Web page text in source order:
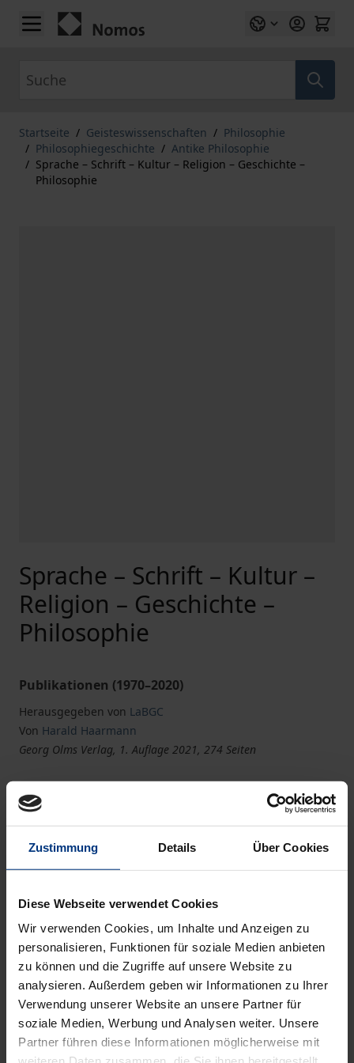
Zustimmung Details Über Cookies
Diese Webseite verwendet Cookies
Wir verwenden Cookies, um Inhalte und Anzeigen zu
personalisieren, Funktionen für soziale Medien anbieten
zu können und die Zugriffe auf unsere Website zu
analysieren. Außerdem geben wir Informationen zu Ihrer
Verwendung unserer Website an unsere Partner für
soziale Medien, Werbung und Analysen weiter. Unsere
Partner führen diese Informationen möglicherweise mit
Zum Inhalt springen
Startseite / Geisteswissenschaften / Philosophie
/ Philosophiegeschichte / Antike Philosophie
/ Sprache – Schrift – Kultur – Religion – Geschichte –
Philosophie
Sprache – Schrift – Kultur –
Religion – Geschichte –
Philosophie
Publikationen (1970–2020)
Herausgegeben von LaBGC
Von Harald Haarmann
Georg Olms Verlag, 1. Auflage 2021, 274 Seiten
Buch
39,80 €
ISBN 978-3-487-16047-4
Lieferbar
Preisangaben inkl. MwSt. Abhängig von der Lieferadresse
kann die MwSt. an der Kasse variieren.
In den Warenkorb
Zur Wunschliste hinzufügen
Hinweise zu Versandkosten